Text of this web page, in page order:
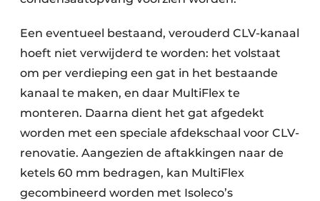
Een eventueel bestaand, verouderd CLV-kanaal
hoeft niet verwijderd te worden: het volstaat
om per verdieping een gat in het bestaande
kanaal te maken, en daar MultiFlex te
monteren. Daarna dient het gat afgedekt
worden met een speciale afdekschaal voor CLV-
renovatie. Aangezien de aftakkingen naar de
ketels 60 mm bedragen, kan MultiFlex
gecombineerd worden met Isoleco’s